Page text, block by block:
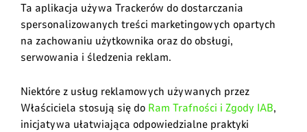
Ta aplikacja używa Trackerów do dostarczania
spersonalizowanych treści marketingowych opartych
na zachowaniu użytkownika oraz do obsługi,
serwowania i śledzenia reklam.
Niektóre z usług reklamowych używanych przez
Właściciela stosują się do Ram Trafności i Zgody IAB,
inicjatywa ułatwiająca odpowiedzialne praktyki